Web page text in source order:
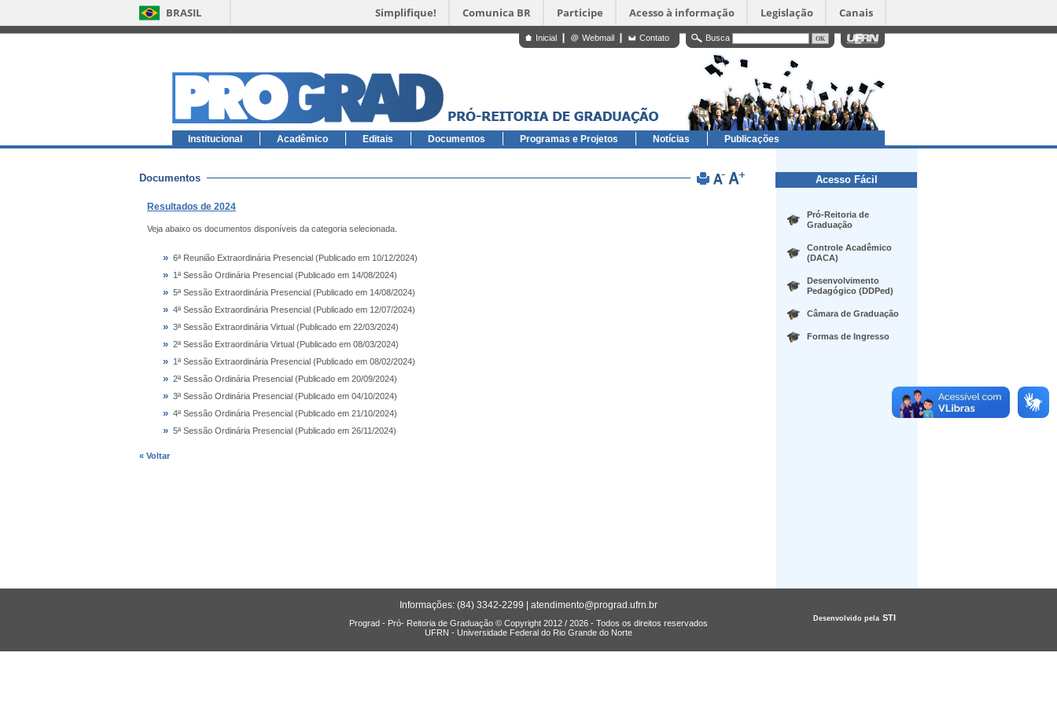
BRASIL Simplifique! Comunica BR Participe Acesso à informação Legislação Canais
Busca
Inicial Webmail Contato
Institucional Acadêmico Editais Documentos Programas e Projetos Notícias Publicações
Documentos
Resultados de 2024
Veja abaixo os documentos disponíveis da categoria selecionada.
» 6ª Reunião Extraordinária Presencial (Publicado em 10/12/2024)
» 1ª Sessão Ordinária Presencial (Publicado em 14/08/2024)
» 5ª Sessão Extraordinária Presencial (Publicado em 14/08/2024)
» 4ª Sessão Extraordinária Presencial (Publicado em 12/07/2024)
» 3ª Sessão Extraordinária Virtual (Publicado em 22/03/2024)
» 2ª Sessão Extraordinária Virtual (Publicado em 08/03/2024)
» 1ª Sessão Extraordinária Presencial (Publicado em 08/02/2024)
» 2ª Sessão Ordinária Presencial (Publicado em 20/09/2024)
» 3ª Sessão Ordinária Presencial (Publicado em 04/10/2024)
» 4ª Sessão Ordinária Presencial (Publicado em 21/10/2024)
» 5ª Sessão Ordinária Presencial (Publicado em 26/11/2024)
« Voltar
Acesso Fácil
Pró-Reitoria de
Graduação
Controle Acadêmico
(DACA)
Desenvolvimento
Pedagógico (DDPed)
Câmara de Graduação
Formas de Ingresso
Informações: (84) 3342-2299 | atendimento@prograd.ufrn.br
Prograd - Pró- Reitoria de Graduação © Copyright 2012 / 2026 - Todos os direitos reservados
UFRN - Universidade Federal do Rio Grande do Norte
Desenvolvido pela STI